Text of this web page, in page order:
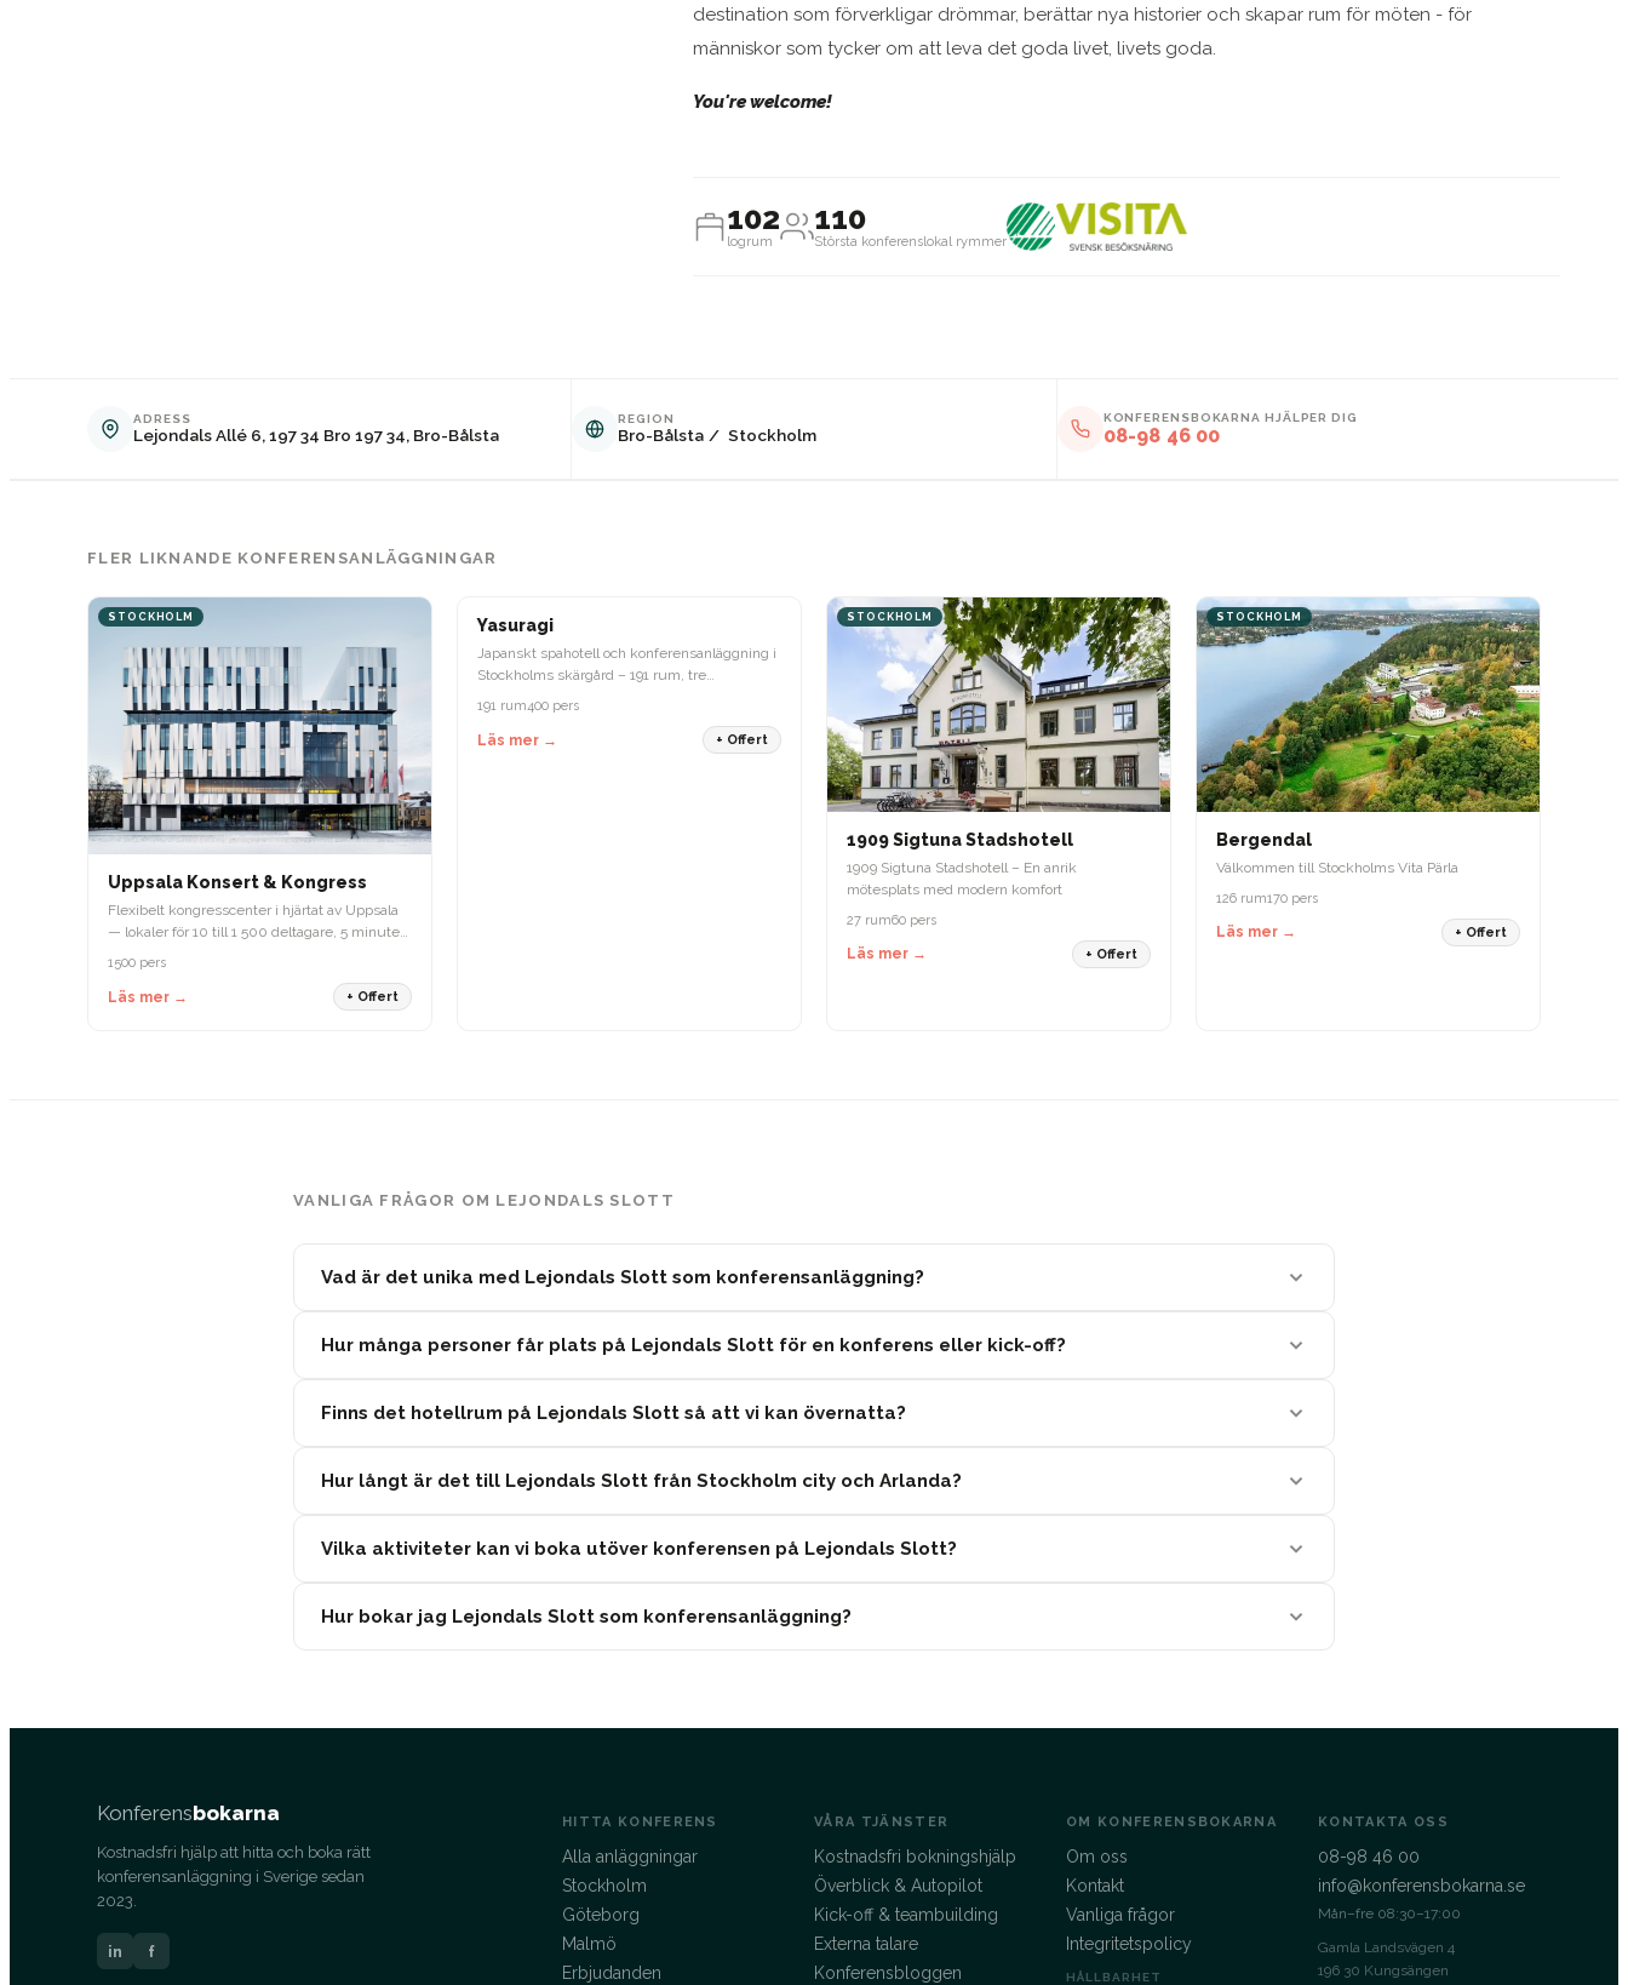
destination som förverkligar drömmar, berättar nya historier och skapar rum för möten - för
människor som tycker om att leva det goda livet, livets goda.
You're welcome!
102
logrum
110
Största konferenslokal rymmer
ADRESS
Lejondals Allé 6, 197 34 Bro 197 34, Bro-Bålsta
REGION
Bro-Bålsta / Stockholm
KONFERENSBOKARNA HJÄLPER DIG
08-98 46 00
FLER LIKNANDE KONFERENSANLÄGGNINGAR
STOCKHOLM
Uppsala Konsert & Kongress
Flexibelt kongresscenter i hjärtat av Uppsala
— lokaler för 10 till 1 500 deltagare, 5 minuter
1500 pers
Läs mer → + Offert
STOCKHOLM
Yasuragi
Japanskt spahotell och konferensanläggning i
Stockholms skärgård – 191 rum, tre
191 rum400 pers
Läs mer → + Offert
STOCKHOLM
1909 Sigtuna Stadshotell
1909 Sigtuna Stadshotell – En anrik
mötesplats med modern komfort
27 rum60 pers
Läs mer → + Offert
STOCKHOLM
Bergendal
Välkommen till Stockholms Vita Pärla
126 rum170 pers
Läs mer → + Offert
VANLIGA FRÅGOR OM LEJONDALS SLOTT
Vad är det unika med Lejondals Slott som konferensanläggning?
Hur många personer får plats på Lejondals Slott för en konferens eller kick-off?
Finns det hotellrum på Lejondals Slott så att vi kan övernatta?
Hur långt är det till Lejondals Slott från Stockholm city och Arlanda?
Vilka aktiviteter kan vi boka utöver konferensen på Lejondals Slott?
Hur bokar jag Lejondals Slott som konferensanläggning?
Konferensbokarna
Kostnadsfri hjälp att hitta och boka rätt
konferensanläggning i Sverige sedan
2023.
in f
HITTA KONFERENS
Alla anläggningar
Stockholm
Göteborg
Malmö
Erbjudanden
VÅRA TJÄNSTER
Kostnadsfri bokningshjälp
Överblick & Autopilot
Kick-off & teambuilding
Externa talare
Konferensbloggen
OM KONFERENSBOKARNA
Om oss
Kontakt
Vanliga frågor
Integritetspolicy
HÅLLBARHET
KONTAKTA OSS
08-98 46 00
info@konferensbokarna.se
Mån–fre 08:30–17:00
Gamla Landsvägen 4
196 30 Kungsängen